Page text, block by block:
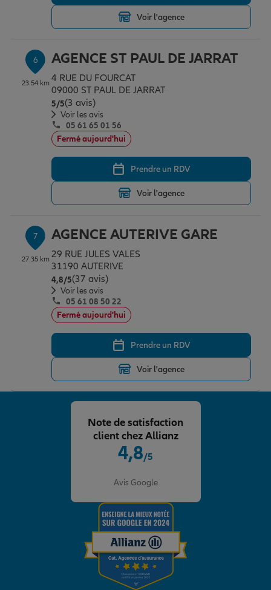
Voir l'agence
6
23.54 km
AGENCE ST PAUL DE JARRAT
4 RUE DU FOURCAT
09000 ST PAUL DE JARRAT
5/5Note de 5 sur 5
(3 avis)
Voir les avis
05 61 65 01 56
Fermé aujourd'hui
Prendre un RDV
Voir l'agence
7
27.35 km
AGENCE AUTERIVE GARE
29 RUE JULES VALES
31190 AUTERIVE
4,8/5Note de 4.8 sur 5
(37 avis)
Voir les avis
05 61 08 50 22
Fermé aujourd'hui
Prendre un RDV
Voir l'agence
4,8/5
Avis Google
Note de satisfaction
client chez Allianz